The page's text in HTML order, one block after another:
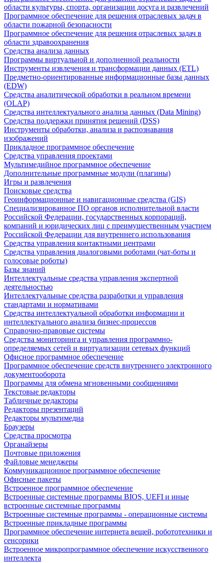
области культуры, спорта, организации досуга и развлечений
Программное обеспечение для решения отраслевых задач в
области пожарной безопасности
Программное обеспечение для решения отраслевых задач в
области здравоохранения
Средства анализа данных
Программы виртуальной и дополненной реальности
Инструменты извлечения и трансформации данных (ETL)
Предметно-ориентированные информационные базы данных
(EDW)
Средства аналитической обработки в реальном времени
(OLAP)
Средства интеллектуального анализа данных (Data Mining)
Средства поддержки принятия решений (DSS)
Инструменты обработки, анализа и распознавания
изображений
Прикладное программное обеспечение
Средства управления проектами
Мультимедийное программное обеспечение
Дополнительные программные модули (плагины)
Игры и развлечения
Поисковые средства
Геоинформационные и навигационные средства (GIS)
Специализированное ПО органов исполнительной власти
Российской Федерации, государственных корпораций,
компаний и юридических лиц с преимущественным участием
Российской Федерации для внутреннего использования
Средства управления контактными центрами
Средства управления диалоговыми роботами (чат-боты и
голосовые роботы)
Базы знаний
Интеллектуальные средства управления экспертной
деятельностью
Интеллектуальные средства разработки и управления
стандартами и нормативами
Средства интеллектуальной обработки информации и
интеллектуального анализа бизнес-процессов
Справочно-правовые системы
Средства мониторинга и управления программно-
определяемых сетей и виртуализации сетевых функций
Офисное программное обеспечение
Программное обеспечение средств внутреннего электронного
документооборота
Программы для обмена мгновенными сообщениями
Текстовые редакторы
Табличные редакторы
Редакторы презентаций
Редакторы мультимедиа
Браузеры
Средства просмотра
Органайзеры
Почтовые приложения
Файловые менеджеры
Коммуникационное программное обеспечение
Офисные пакеты
Встроенное программное обеспечение
Встроенные системные программы BIOS, UEFI и иные
встроенные системные программы
Встроенные системные программы - операционные системы
Встроенные прикладные программы
Программное обеспечение интернета вещей, робототехники и
сенсорики
Встроенное микропрограммное обеспечение искусственного
интеллекта